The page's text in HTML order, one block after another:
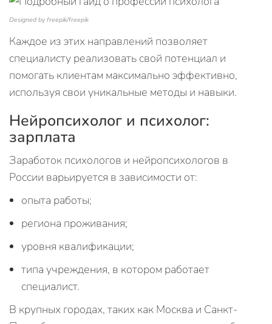
Designed by freepik/freepik
Каждое из этих направлений позволяет
специалисту реализовать свой потенциал и
помогать клиентам максимально эффективно,
используя свои уникальные методы и навыки.
Нейропсихолог и психолог:
зарплата
Заработок психологов и нейропсихологов в
России варьируется в зависимости от:
опыта работы;
региона проживания;
уровня квалификации;
типа учреждения, в котором работает
специалист.
В крупных городах, таких как Москва и Санкт-